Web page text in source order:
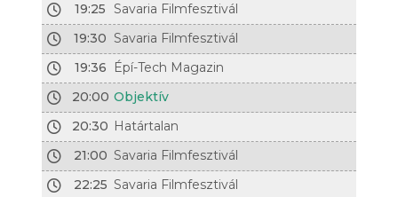
19:25 Savaria Filmfesztivál
19:30 Savaria Filmfesztivál
19:36
Épí-Tech Magazin
20:00 Objektív
20:30 Határtalan
21:00 Savaria Filmfesztivál
22:25 Savaria Filmfesztivál